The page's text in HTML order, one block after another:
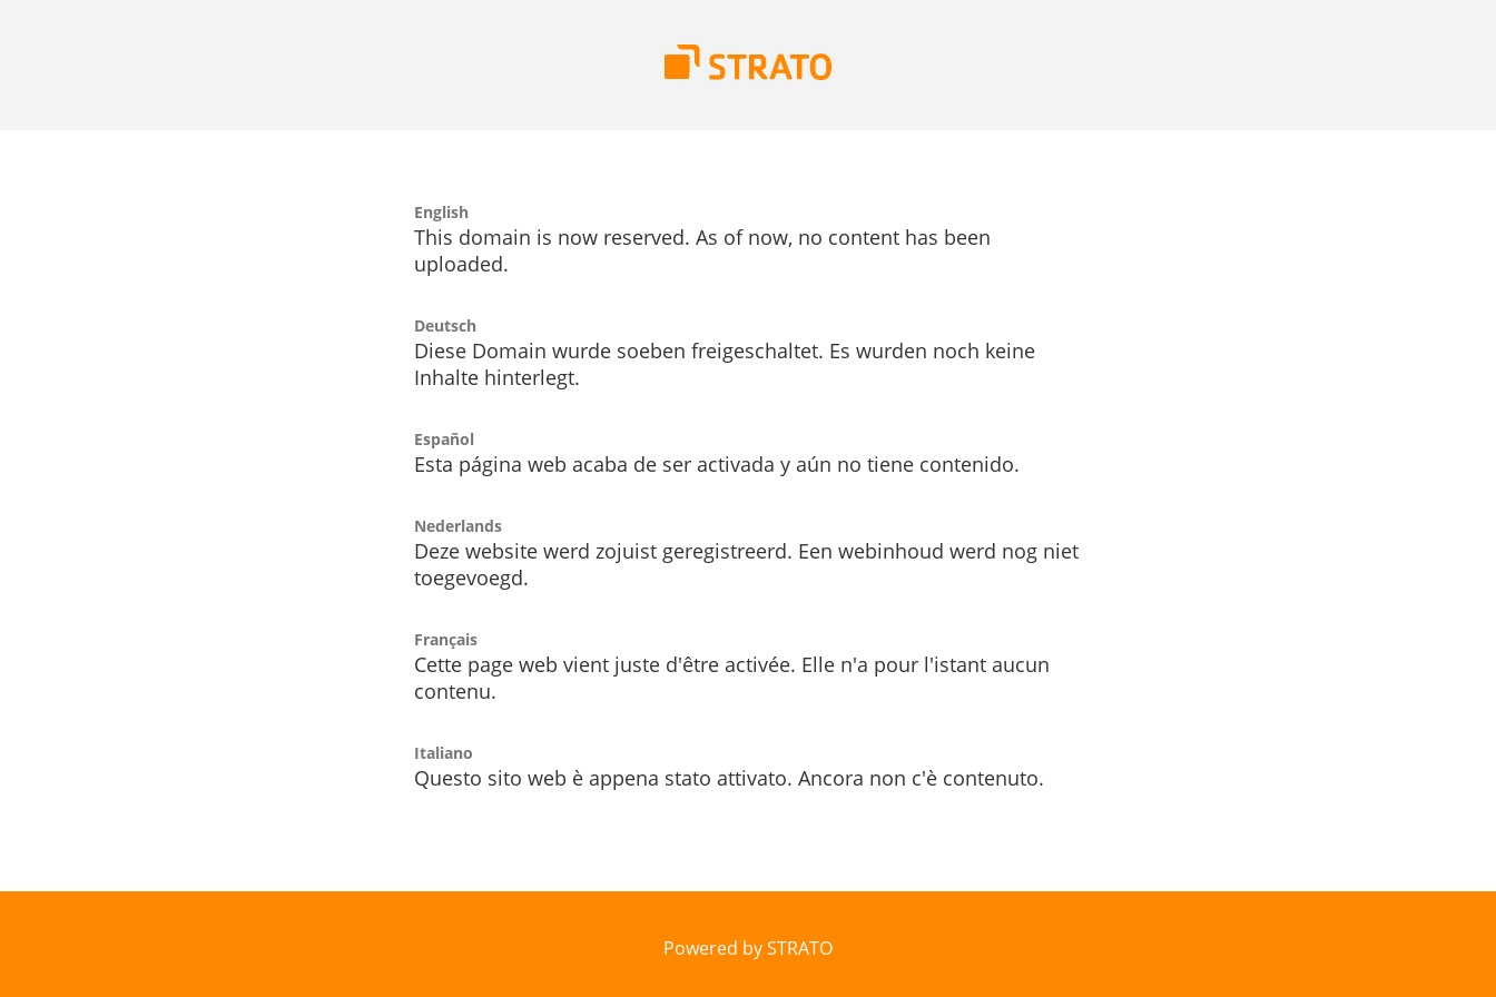
English
This domain is now reserved. As of now, no content has been
uploaded.
Deutsch
Diese Domain wurde soeben freigeschaltet. Es wurden noch keine
Inhalte hinterlegt.
Español
Esta página web acaba de ser activada y aún no tiene contenido.
Nederlands
Deze website werd zojuist geregistreerd. Een webinhoud werd nog niet
toegevoegd.
Français
Cette page web vient juste d'être activée. Elle n'a pour l'istant aucun
contenu.
Italiano
Questo sito web è appena stato attivato. Ancora non c'è contenuto.
Powered by STRATO